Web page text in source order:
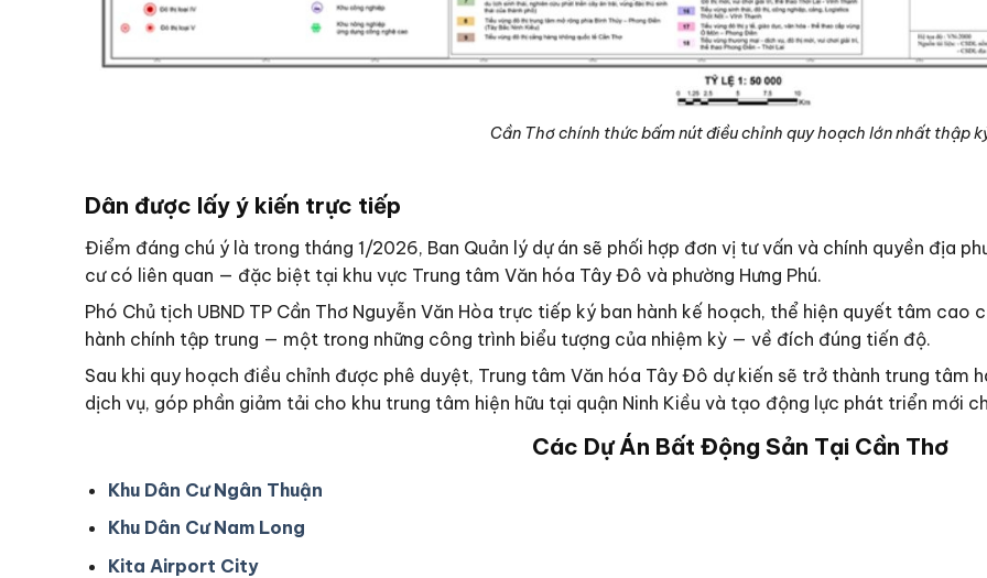
Cần Thơ chính thức bấm nút điều chỉnh quy hoạch lớn nhất thập
Dân được lấy ý kiến trực tiếp
Điểm đáng chú ý là trong tháng 1/2026, Ban Quản lý dự án sẽ phối hợp đơn vị tư vấn và chính quyền địa
cư có liên quan — đặc biệt tại khu vực Trung tâm Văn hóa Tây Đô và phường Hưng Phú.
Phó Chủ tịch UBND TP Cần Thơ Nguyễn Văn Hòa trực tiếp ký ban hành kế hoạch, thể hiện quyết tâm
hành chính tập trung — một trong những công trình biểu tượng của nhiệm kỳ — về đích đúng tiến độ.
Sau khi quy hoạch điều chỉnh được phê duyệt, Trung tâm Văn hóa Tây Đô dự kiến sẽ trở thành trung tâm
dịch vụ, góp phần giảm tải cho khu trung tâm hiện hữu tại quận Ninh Kiều và tạo động lực phát triển mới
Các Dự Án Bất Động Sản Tại Cần Thơ
Khu Dân Cư Ngân Thuận
Khu Dân Cư Nam Long
Kita Airport City